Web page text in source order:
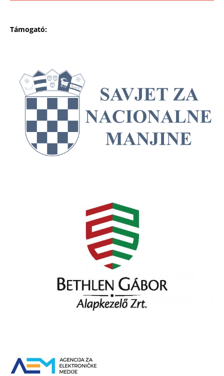
Támogató: